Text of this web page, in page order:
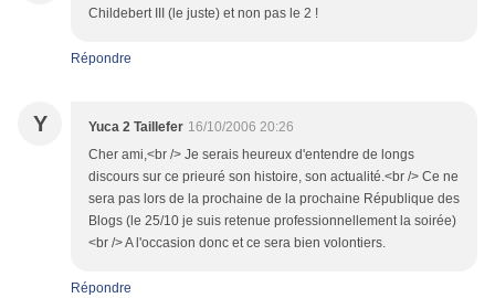
Childebert III (le juste) et non pas le 2 !
Répondre
Y Yuca 2 Taillefer 16/10/2006 20:26
Cher ami,<br /> Je serais heureux d'entendre de longs
discours sur ce prieuré son histoire, son actualité.<br /> Ce ne
sera pas lors de la prochaine de la prochaine République des
Blogs (le 25/10 je suis retenue professionnellement la soirée)
<br /> A l'occasion donc et ce sera bien volontiers.
Répondre